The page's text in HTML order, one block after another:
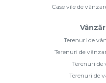
Case vile de
Terenuri de
Terenuri de
Terenuri de
Terenuri de